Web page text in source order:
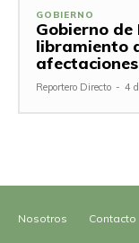
GOBIERNO
Gobierno
libramiento
Reportero Directo - 4
Nosotros Contacto